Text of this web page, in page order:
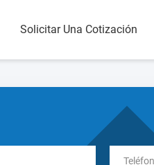
Solicitar Una Cotización